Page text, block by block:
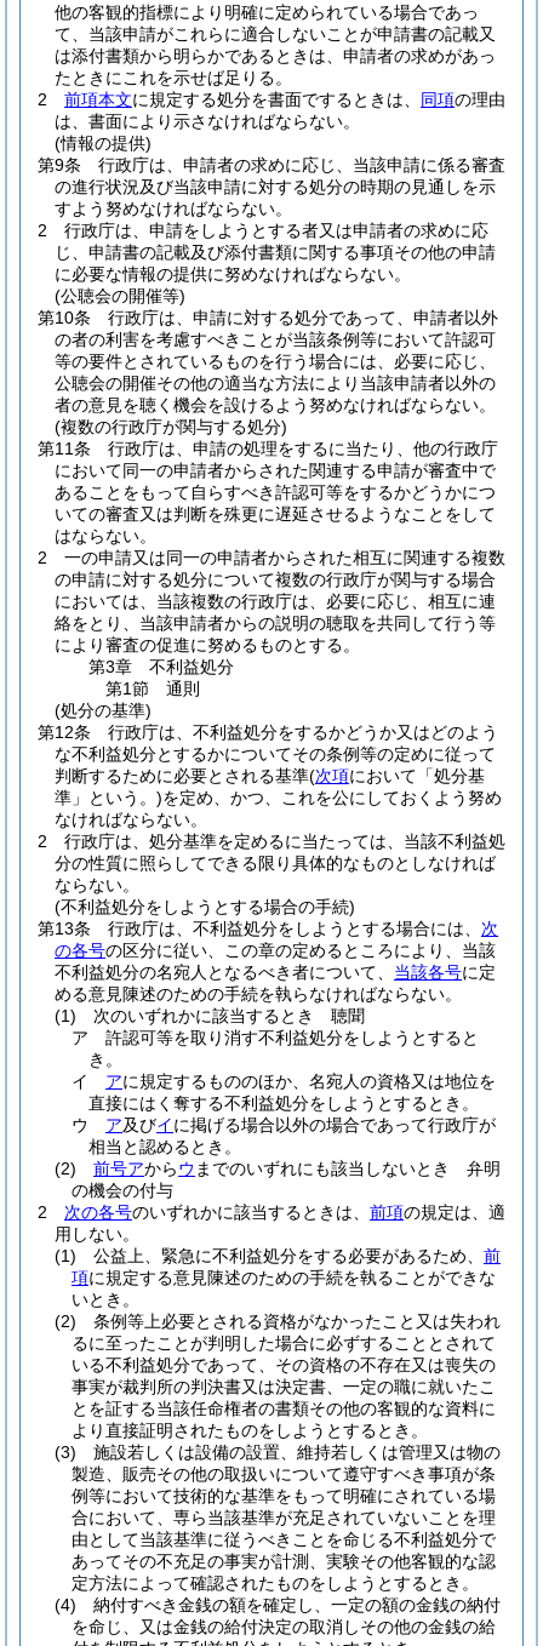
他の客観的指標により明確に定められている場合であっ
て、当該申請がこれらに適合しないことが申請書の記載又
は添付書類から明らかであるときは、申請者の求めがあっ
たときにこれを示せば足りる。
2
前項本文に規定する処分を書面でするときは、 同項の理由
は、書面により示さなければならない。
(情報の提供)
第9条
行政庁は、申請者の求めに応じ、当該申請に係る審査
の進行状況及び当該申請に対する処分の時期の見通しを示
すよう努めなければならない。
2
行政庁は、申請をしようとする者又は申請者の求めに応
じ、申請書の記載及び添付書類に関する事項その他の申請
に必要な情報の提供に努めなければならない。
(公聴会の開催等)
第10条
行政庁は、申請に対する処分であって、申請者以外
の者の利害を考慮すべきことが当該条例等において許認可
等の要件とされているものを行う場合には、必要に応じ、
公聴会の開催その他の適当な方法により当該申請者以外の
者の意見を聴く機会を設けるよう努めなければならない。
(複数の行政庁が関与する処分)
第11条
行政庁は、申請の処理をするに当たり、他の行政庁
において同一の申請者からされた関連する申請が審査中で
あることをもって自らすべき許認可等をするかどうかにつ
いての審査又は判断を殊更に遅延させるようなことをして
はならない。
2
一の申請又は同一の申請者からされた相互に関連する複数
の申請に対する処分について複数の行政庁が関与する場合
においては、当該複数の行政庁は、必要に応じ、相互に連
絡をとり、当該申請者からの説明の聴取を共同して行う等
により審査の促進に努めるものとする。
第3章
不利益処分
第1節
通則
(処分の基準)
第12条
行政庁は、不利益処分をするかどうか又はどのよう
な不利益処分とするかについてその条例等の定めに従って
判断するために必要とされる基準(次項において「処分基
準」という。)を定め、かつ、これを公にしておくよう努め
なければならない。
2
行政庁は、処分基準を定めるに当たっては、当該不利益処
分の性質に照らしてできる限り具体的なものとしなければ
ならない。
(不利益処分をしようとする場合の手続)
第13条
行政庁は、不利益処分をしようとする場合には、 次
の各号の区分に従い、この章の定めるところにより、当該
不利益処分の名宛人となるべき者について、 当該各号に定
める意見陳述のための手続を執らなければならない。
(1)
次のいずれかに該当するとき 聴聞
ア
許認可等を取り消す不利益処分をしようとすると
き。
イ
アに規定するもののほか、名宛人の資格又は地位を
直接にはく奪する不利益処分をしようとするとき。
ウ
ア及びイに掲げる場合以外の場合であって行政庁が
相当と認めるとき。
(2)
前号アからウ までのいずれにも該当しないとき 弁明
の機会の付与
2
次の各号のいずれかに該当するときは、 前項の規定は、適
用しない。
(1)
公益上、緊急に不利益処分をする必要があるため、 前
項に規定する意見陳述のための手続を執ることができな
いとき。
(2)
条例等上必要とされる資格がなかったこと又は失われ
るに至ったことが判明した場合に必ずすることとされて
いる不利益処分であって、その資格の不存在又は喪失の
事実が裁判所の判決書又は決定書、一定の職に就いたこ
とを証する当該任命権者の書類その他の客観的な資料に
より直接証明されたものをしようとするとき。
(3)
施設若しくは設備の設置、維持若しくは管理又は物の
製造、販売その他の取扱いについて遵守すべき事項が条
例等において技術的な基準をもって明確にされている場
合において、専ら当該基準が充足されていないことを理
由として当該基準に従うべきことを命じる不利益処分で
あってその不充足の事実が計測、実験その他客観的な認
定方法によって確認されたものをしようとするとき。
(4)
納付すべき金銭の額を確定し、一定の額の金銭の納付
を命じ、又は金銭の給付決定の取消しその他の金銭の給